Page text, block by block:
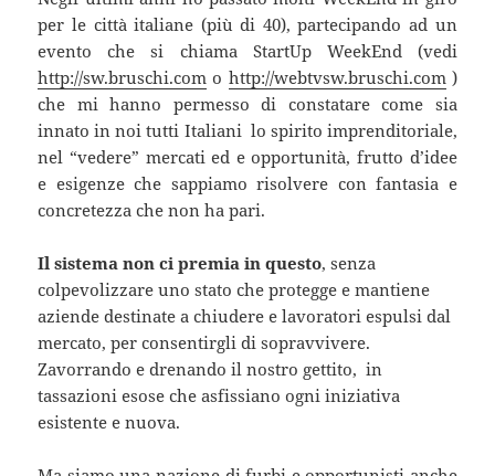
per le città italiane (più di 40), partecipando ad un
evento che si chiama StartUp WeekEnd (vedi
http://sw.bruschi.com o http://webtvsw.bruschi.com )
che mi hanno permesso di constatare come sia
innato in noi tutti Italiani lo spirito imprenditoriale,
nel “vedere” mercati ed e opportunità, frutto d’idee
e esigenze che sappiamo risolvere con fantasia e
concretezza che non ha pari.
Il sistema non ci premia in questo, senza
colpevolizzare uno stato che protegge e mantiene
aziende destinate a chiudere e lavoratori espulsi dal
mercato, per consentirgli di sopravvivere.
Zavorrando e drenando il nostro gettito, in
tassazioni esose che asfissiano ogni iniziativa
esistente e nuova.